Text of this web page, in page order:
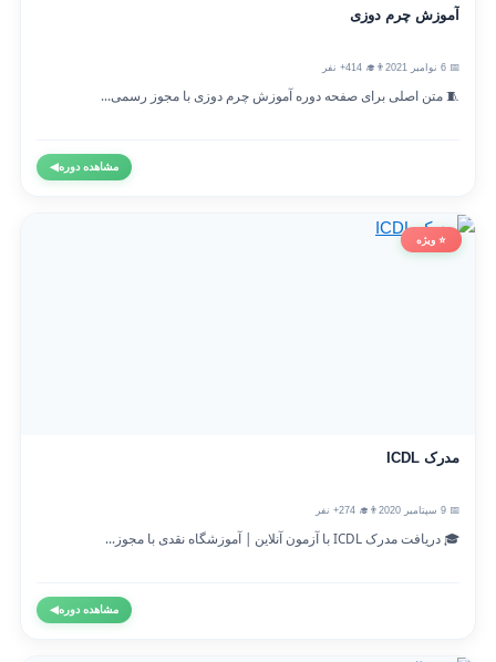
آموزش چرم دوزی
👨‍🎓 414+ نفر
🧵 متن اصلی برای صفحه دوره آموزش چرم دوزی با مجوز رسمی...
مشاهده دوره◀
⭐ ویژه
مدرک ICDL
👨‍🎓 274+ نفر
🎓 دریافت مدرک ICDL با آزمون آنلاین | آموزشگاه نقدی با مجوز...
مشاهده دوره◀